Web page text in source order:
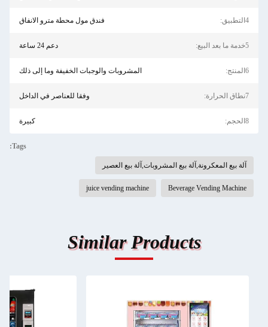
4التطبيق: فندق مول محطة مترو الانفاق
5خدمة ما بعد البيع: دعم 24 ساعة
6المنتج: المشروبات والوجبات الخفيفة وما إلى ذلك
7نطاق الحرارة: وفقا للعناصر في الداخل
8الحجم: كبيرة
Tags:
آلة بيع المعكرونة,آلة بيع المشروبات,آلة بيع العصير
Beverage Vending Machine
juice vending machine
Similar Products